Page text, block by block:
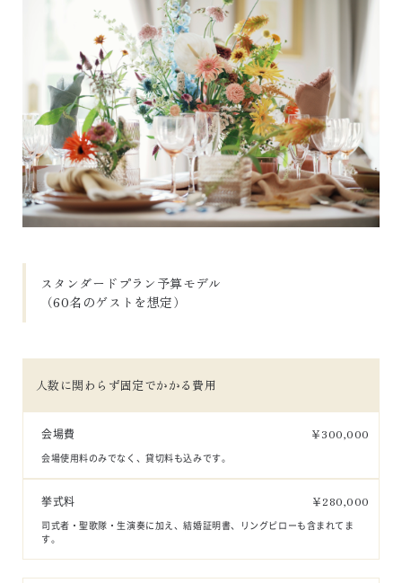
スタンダードプラン予算モデル
（60名のゲストを想定）
人数に関わらず固定でかかる費用
会場費 ￥300,000
会場使用料のみでなく、貸切料も込みです。
挙式料 ￥280,000
司式者・聖歌隊・生演奏に加え、結婚証明書、リングピローも含まれてま
す。